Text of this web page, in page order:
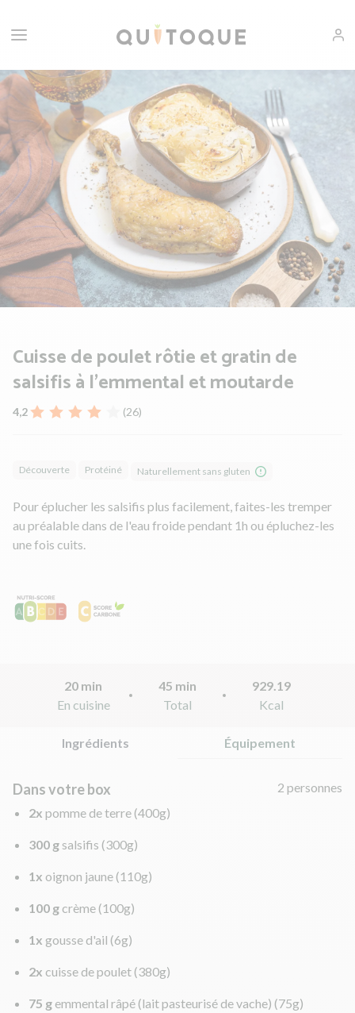
Cuisse de poulet rôtie et gratin de
salsifis à l'emmental et moutarde
4,2 (26)
Découverte Protéiné Naturellement sans gluten
Pour éplucher les salsifis plus facilement, faites-les tremper
au préalable dans de l'eau froide pendant 1h ou épluchez-les
une fois cuits.
20 min
En cuisine
45 min
Total
929.19
Kcal
Ingrédients Équipement
Dans votre box
2 personnes
2x pomme de terre (400g)
300 g salsifis (300g)
1x oignon jaune (110g)
100 g crème (100g)
1x gousse d'ail (6g)
2x cuisse de poulet (380g)
75 g emmental râpé (lait pasteurisé de vache) (75g)